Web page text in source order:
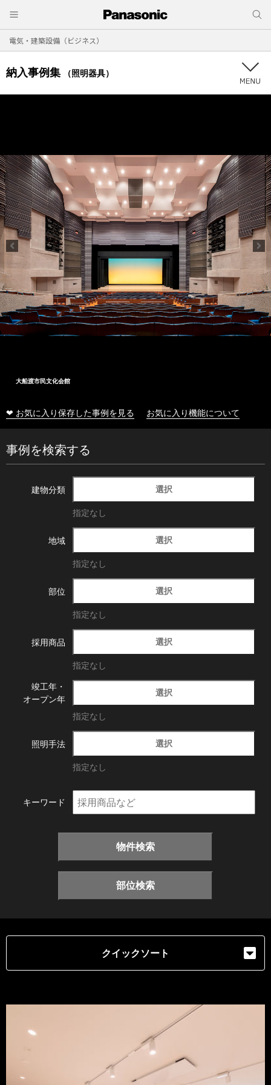
電気・建築設備（ビジネス）
納入事例集 （照明器具）
大船渡市民文化会館
❤ お気に入り保存した事例を見る お気に入り機能について
事例を検索する
建物分類 選択
指定なし
地域 選択
指定なし
部位 選択
指定なし
採用商品 選択
指定なし
竣工年・
オープン年
選択
指定なし
照明手法 選択
指定なし
キーワード
物件検索
部位検索
クイックソート